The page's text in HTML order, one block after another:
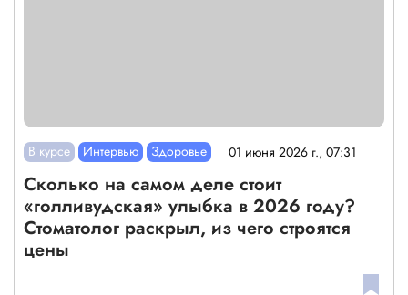
В курсе Интервью Здоровье 01 июня 2026 г., 07:31
Сколько на самом деле стоит
«голливудская» улыбка в 2026 году?
Стоматолог раскрыл, из чего строятся
цены